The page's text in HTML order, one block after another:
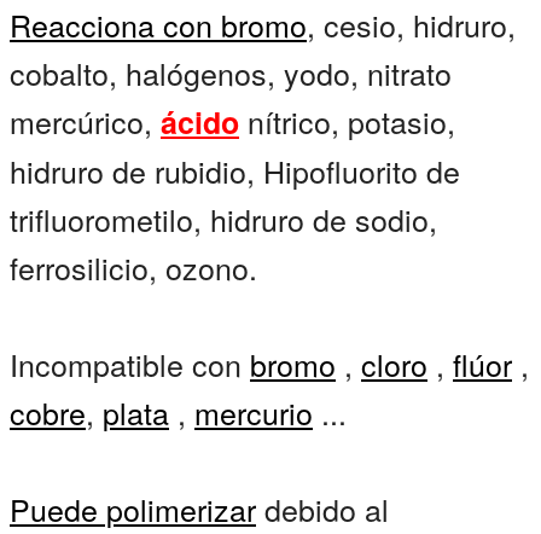
Reacciona con bromo, cesio, hidruro,
cobalto, halógenos, yodo, nitrato
mercúrico, ácido nítrico, potasio,
hidruro de rubidio, Hipofluorito de
trifluorometilo, hidruro de sodio,
ferrosilicio, ozono.
Incompatible con bromo , cloro , flúor ,
cobre, plata , mercurio ...
Puede polimerizardebido al